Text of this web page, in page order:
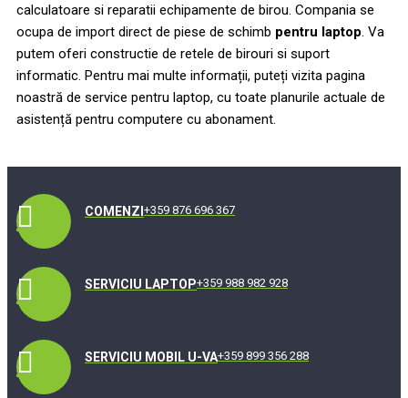
calculatoare si reparatii echipamente de birou. Compania se
ocupa de import direct de piese de schimb pentru laptop. Va
putem oferi constructie de retele de birouri si suport
informatic. Pentru mai multe informații, puteți vizita pagina
noastră de service pentru laptop, cu toate planurile actuale de
asistență pentru computere cu abonament.
COMENZI +359 876 696 367
SERVICIU LAPTOP+359 988 982 928
SERVICIU MOBIL U-VA+359 899 356 288